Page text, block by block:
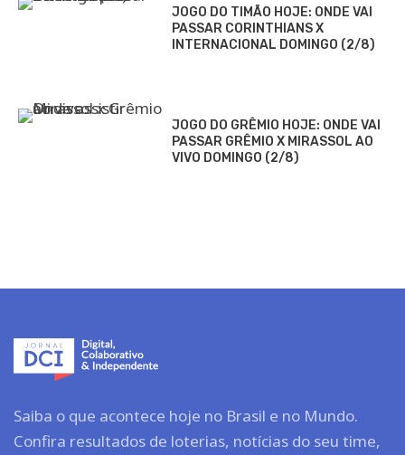
JOGO DO TIMÃO HOJE: ONDE VAI
PASSAR CORINTHIANS X
INTERNACIONAL DOMINGO (2/8)
JOGO DO GRÊMIO HOJE: ONDE VAI
PASSAR GRÊMIO X MIRASSOL AO
VIVO DOMINGO (2/8)
Saiba o que acontece hoje no Brasil e no Mundo.
Confira resultados de loterias, notícias do seu time,